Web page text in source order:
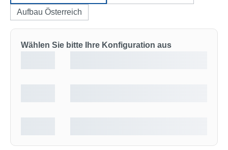
Aufbau Österreich
Wählen Sie bitte Ihre Konfiguration aus